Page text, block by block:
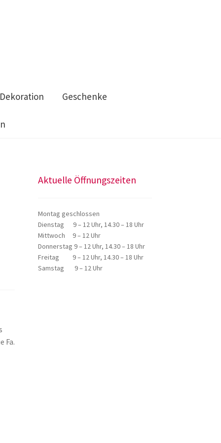
Geschenke
Fa.
Aktuelle Öffnungszeiten
Montag geschlossen
Dienstag 9 – 12 Uhr, 14.30 – 18 Uhr
Mittwoch 9 – 12 Uhr
Donnerstag 9 – 12 Uhr, 14.30 – 18 Uhr
Freitag 9 – 12 Uhr, 14.30 – 18 Uhr
Samstag 9 – 12 Uhr